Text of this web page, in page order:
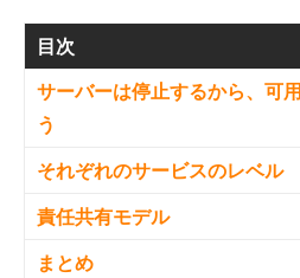
目次
サーバーは停止するから、可
う
それぞれのサービスのレベル
責任共有モデル
まとめ